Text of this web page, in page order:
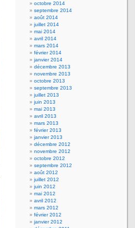
octobre 2014
septembre 2014
août 2014
juillet 2014
mai 2014
avril 2014
mars 2014
février 2014
janvier 2014
décembre 2013
novembre 2013
octobre 2013
septembre 2013
juillet 2013
juin 2013
mai 2013
avril 2013
mars 2013
février 2013
janvier 2013
décembre 2012
novembre 2012
octobre 2012
septembre 2012
août 2012
juillet 2012
juin 2012
mai 2012
avril 2012
mars 2012
février 2012
janvier 2012